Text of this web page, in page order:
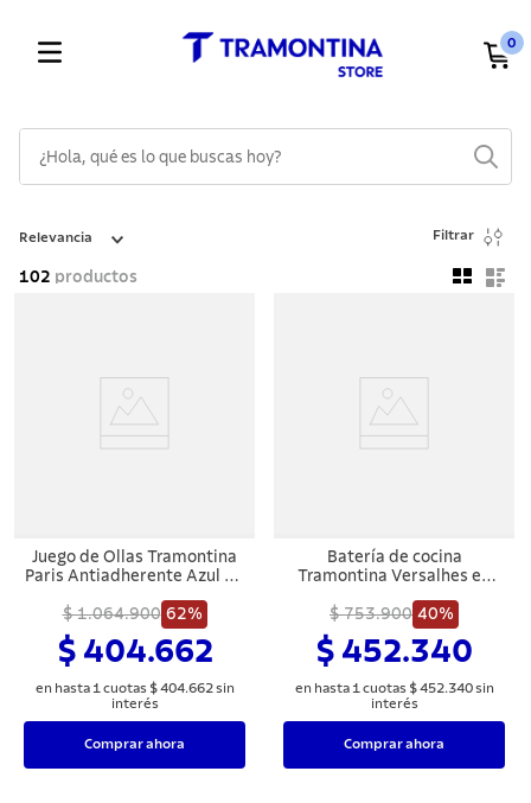
0
Relevancia Filtrar
102 productos
Juego de Ollas Tramontina
Paris Antiadherente Azul de
$ 1.064.900 62%
$ 404.662
en hasta 1 cuotas $ 404.662sin
interés
Comprar ahora
Batería de cocina
Tramontina Versalhes en
interno y externo con
antiadherente Starflon Max
Azul 6 piezas
$ 753.900 40%
$ 452.340
en hasta 1 cuotas $ 452.340sin
interés
Comprar ahora
1.
cuchillos
2 .
cubiertos
lavaplatos
9.
juego cuchillos
. olla